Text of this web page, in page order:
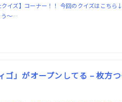
イズ】コーナー！！ 今回のクイズはこちら↓
う〜…
ゴ」がオープンしてる – 枚方